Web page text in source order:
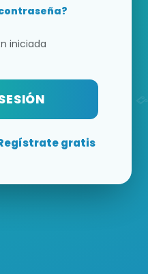
iniciada
gratis